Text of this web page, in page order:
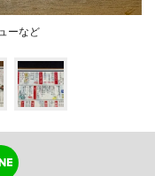
ーなど